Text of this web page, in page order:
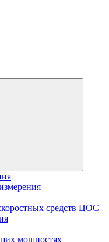
средств ЦОС
мощностях